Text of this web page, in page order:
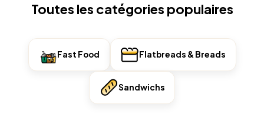
Toutes les catégories populaires
Fast Food Flatbreads & Breads
Sandwichs